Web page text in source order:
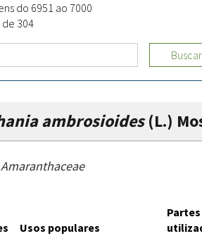
do 6951 ao 7000
de 304
Buscar
ambrosioides(L.)
Amaranthaceae
Usos populares
Partes